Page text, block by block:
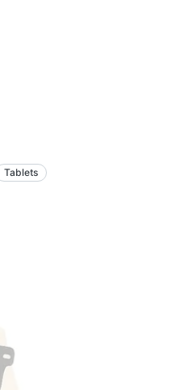
Tablets